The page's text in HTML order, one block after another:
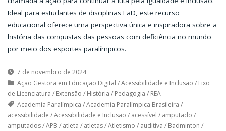
Ideal para estudantes de disciplinas EaD, este recurso
educacional oferece uma perspectiva única e inspiradora sobre a
história das conquistas das pessoas com deficiência no mundo
por meio dos esportes paralímpicos.
7 de novembro de 2024
Ação Gestora em Educação Digital /Acessibilidade e Inclusão / Eixo
de Licenciatura / Extensão / História / Pedagogia / REA
Academia Paralímpica /Academia Paralímpica Brasileira /
acessibilidade /Acessibilidade e Inclusão / acessível / amputado /
amputados/APB / atleta / atletas/Atletismo / auditiva / Badminton /